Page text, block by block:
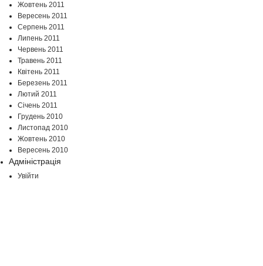
Жовтень 2011
Вересень 2011
Серпень 2011
Липень 2011
Червень 2011
Травень 2011
Квітень 2011
Березень 2011
Лютий 2011
Січень 2011
Грудень 2010
Листопад 2010
Жовтень 2010
Вересень 2010
Адміністрація
Увійти